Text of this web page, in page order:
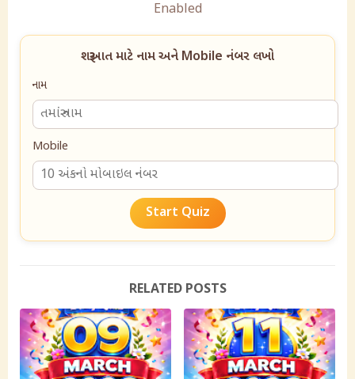
Enabled
શરૂઆત માટે નામ અને Mobile નંબર લખો
નામ
Mobile
Start Quiz
RELATED POSTS